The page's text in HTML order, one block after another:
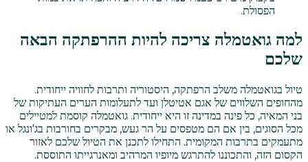
הפסולת.
למה גואטמלה צריכה להיות ההרפתקה הבאה
שלכם
טיול בגואטמלה משלב הרפתקה, היסטוריה ותרבות לחוויה ייחודית.
מהחופים השלווים של אגם אטיטלן ועד לתעלומות הערים העתיקות של
בני המאיה, כל פינה במדינה זו היא ייחודית. גואטמלה קוסמת למטיילים
מכל הסוגים, בין אם הם מטפסים על הר געש, מבקרים בחורבות בג'ונגל או
מתעמקים בתרבות המקומית. התחילו לתכנן את הטיול שלכם לאזור
הקסום הזה, והתכוננו להתרגש מיופיו המרהיב ומאנרגייתו התוססת.